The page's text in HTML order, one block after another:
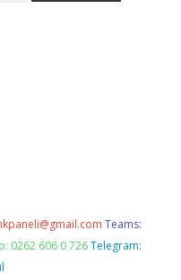
Teams:
0262 606 0 726 Telegram: